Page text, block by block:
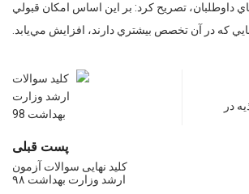
داوطلبان، تصريح كرد: بر اين اساس امكان قبولي
كه در آن تخصص بيشتري دارند، افزايش مي‌يابد.
پست قبلی
کلید نهایی سوالات آزمون
ارشد وزارت بهداشت ۹۸
در